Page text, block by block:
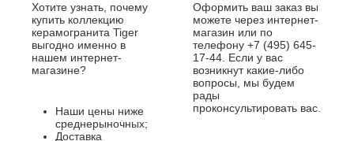
Хотите узнать, почему
купить коллекцию
керамогранита Tiger
выгодно именно в
нашем интернет-
магазине?
Наши цены ниже
среднерыночных;
Доставка
Оформить ваш заказ вы
можете через интернет-
магазин или по
телефону +7 (495) 645-
17-44. Если у вас
возникнут какие-либо
вопросы, мы будем
рады
проконсультировать вас.